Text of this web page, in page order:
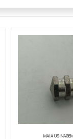
MAIA USINAGEM